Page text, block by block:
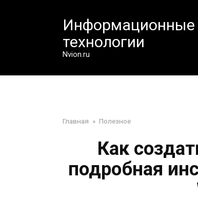
Информационные
технологии
Nvion.ru
Главная » Полезное
Как
подробная